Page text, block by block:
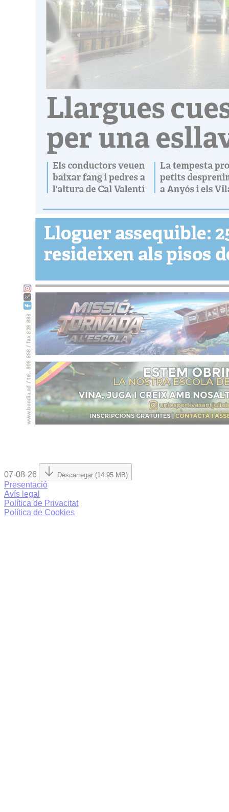
07-08-26 Descarregar (14.95 MB)
Presentació
Avís legal
Política de Privacitat
Política de Cookies